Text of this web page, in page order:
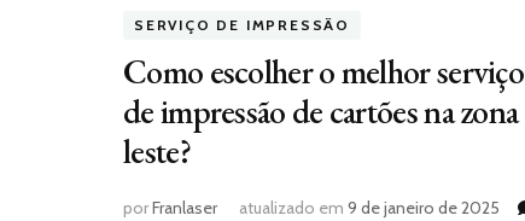
SERVIÇO DE IMPRESSÃO
Como escolher o melhor serviço
de impressão de cartões na zona
leste?
porFranlaser atualizado em 9 de janeiro de 2025